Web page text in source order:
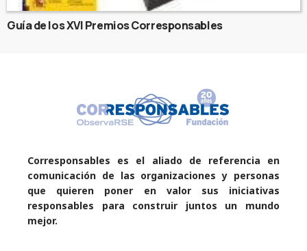
Guía de los XVI Premios Corresponsables
Corresponsables es el aliado de referencia en
comunicación de las organizaciones y personas
que quieren poner en valor sus iniciativas
responsables para construir juntos un mundo
mejor.